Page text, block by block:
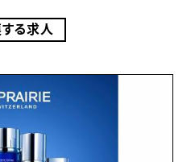
る求人